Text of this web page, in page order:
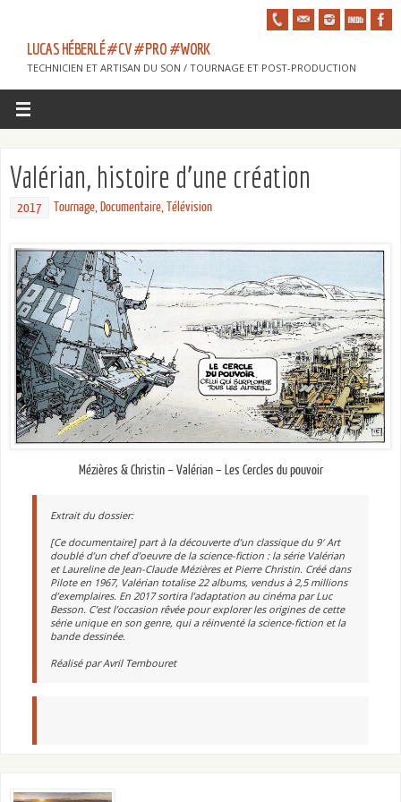
LUCAS HÉBERLÉ #CV #PRO #WORK
TECHNICIEN ET ARTISAN DU SON / TOURNAGE ET POST-PRODUCTION
Valérian, histoire d’une création
2017 Tournage, Documentaire,Télévision
Mézières & Christin – Valérian – Les Cercles du pouvoir
Extrait du dossier:
[Ce documentaire] part à la découverte d’un classique du 9′ Art
doublé d’un chef d’oeuvre de la science-fiction : la série Valérian
et Laureline de Jean-Claude Mézières et Pierre Christin. Créé dans
Pilote en 1967, Valérian totalise 22 albums, vendus à 2,5 millions
d’exemplaires. En 2017 sortira l’adaptation au cinéma par Luc
Besson. C’est l’occasion rêvée pour explorer les origines de cette
série unique en son genre, qui a réinventé la science-fiction et la
bande dessinée.
Réalisé par Avril Tembouret